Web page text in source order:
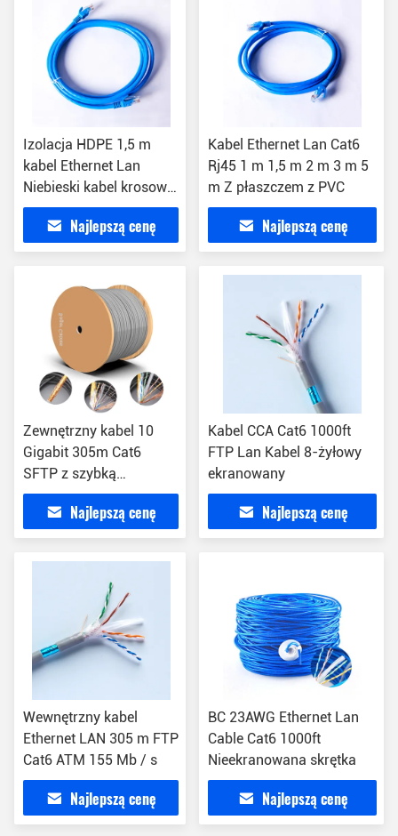
Izolacja HDPE 1,5 m
kabel Ethernet Lan
Niebieski kabel krosowy
CCA Cat6 UTP
Najlepszą cenę
Kabel Ethernet Lan Cat6
Rj45 1 m 1,5 m 2 m 3 m 5
m Z płaszczem z PVC
Najlepszą cenę
Zewnętrzny kabel 10
Gigabit 305m Cat6
SFTP z szybką
transmisją
Najlepszą cenę
Kabel CCA Cat6 1000ft
FTP Lan Kabel 8-żyłowy
ekranowany
Najlepszą cenę
Wewnętrzny kabel
Ethernet LAN 305 m FTP
Cat6 ATM 155 Mb / s
Najlepszą cenę
BC 23AWG Ethernet Lan
Cable Cat6 1000ft
Nieekranowana skrętka
Najlepszą cenę